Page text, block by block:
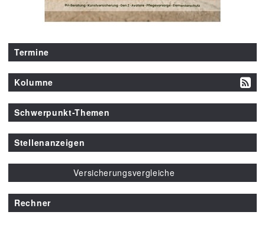
Termine
Kolumne
Schwerpunkt-Themen
Stellenanzeigen
Versicherungsvergleiche
Rechner